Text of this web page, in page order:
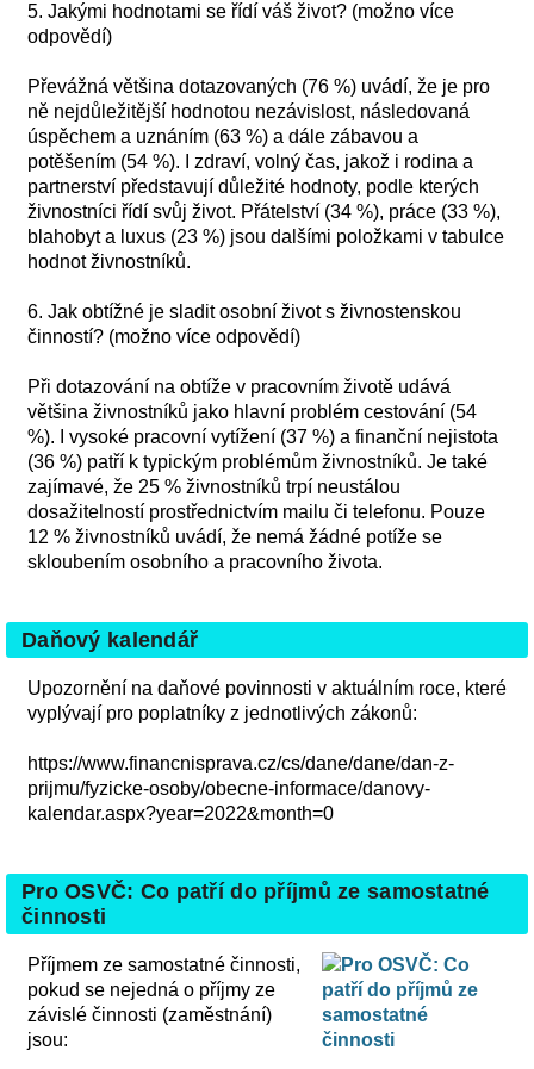
5. Jakými hodnotami se řídí váš život? (možno více
odpovědí)
Převážná většina dotazovaných (76 %) uvádí, že je pro
ně nejdůležitější hodnotou nezávislost, následovaná
úspěchem a uznáním (63 %) a dále zábavou a
potěšením (54 %). I zdraví, volný čas, jakož i rodina a
partnerství představují důležité hodnoty, podle kterých
živnostníci řídí svůj život. Přátelství (34 %), práce (33 %),
blahobyt a luxus (23 %) jsou dalšími položkami v tabulce
hodnot živnostníků.
6. Jak obtížné je sladit osobní život s živnostenskou
činností? (možno více odpovědí)
Při dotazování na obtíže v pracovním životě udává
většina živnostníků jako hlavní problém cestování (54
%). I vysoké pracovní vytížení (37 %) a finanční nejistota
(36 %) patří k typickým problémům živnostníků. Je také
zajímavé, že 25 % živnostníků trpí neustálou
dosažitelností prostřednictvím mailu či telefonu. Pouze
12 % živnostníků uvádí, že nemá žádné potíže se
skloubením osobního a pracovního života.
Daňový kalendář
Upozornění na daňové povinnosti v aktuálním roce, které
vyplývají pro poplatníky z jednotlivých zákonů:
https://www.financnisprava.cz/cs/dane/dane/dan-z-
prijmu/fyzicke-osoby/obecne-informace/danovy-
kalendar.aspx?year=2022&month=0
Pro OSVČ: Co patří do příjmů ze samostatné
činnosti
Příjmem ze samostatné činnosti,
pokud se nejedná o příjmy ze
závislé činnosti (zaměstnání)
jsou: